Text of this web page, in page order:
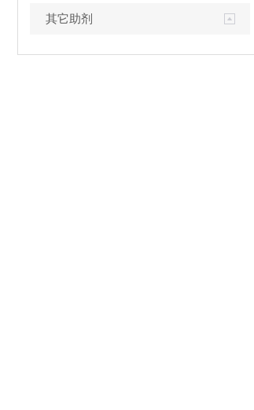
其它助剂